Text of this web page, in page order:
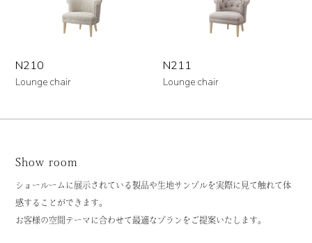
N210
Lounge chair
N211
Lounge chair
Show room
ショールームに展示されている製品や生地サンプルを実際に見て触れて体
感することができます。
お客様の空間テーマに合わせて最適なプランをご提案いたします。